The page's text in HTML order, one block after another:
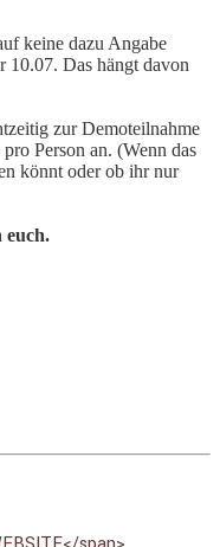
keine dazu Angabe
10.07. Das hängt davon
zur Demoteilnahme
Person an. (Wenn das
könnt oder ob ihr nur
euch.